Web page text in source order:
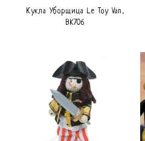
Кукла Уборщица Le Toy Van,
BK706